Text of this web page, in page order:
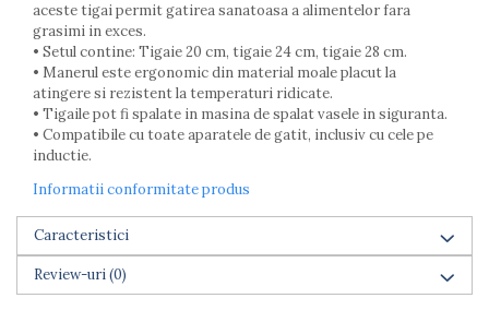
aceste tigai permit gatirea sanatoasa a alimentelor fara
grasimi in exces.
• Setul contine: Tigaie 20 cm, tigaie 24 cm, tigaie 28 cm.
• Manerul este ergonomic din material moale placut la
atingere si rezistent la temperaturi ridicate.
• Tigaile pot fi spalate in masina de spalat vasele in siguranta.
• Compatibile cu toate aparatele de gatit, inclusiv cu cele pe
inductie.
Informatii conformitate produs
Caracteristici
Review-uri(0)